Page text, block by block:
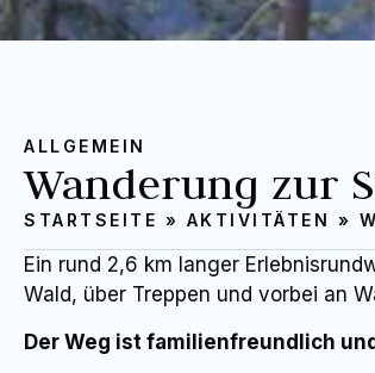
ALLGEMEIN
Wanderung zur
STARTSEITE » AKTIVITÄTEN »
Ein rund 2,6 km langer
Wald, über Treppen und vorbei an
Der Weg ist familienfreundlich